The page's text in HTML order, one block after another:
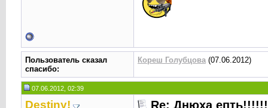
Пользователь сказал
cпасибо:
Кореш Голубцова(07.06.2012)
07.06.2012, 02:39
Destiny! Re: Днюха